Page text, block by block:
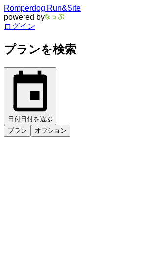
Romperdog Run&Site
powered by
ログイン
プランを検索
日付 日付を選ぶ
プラン
オプション